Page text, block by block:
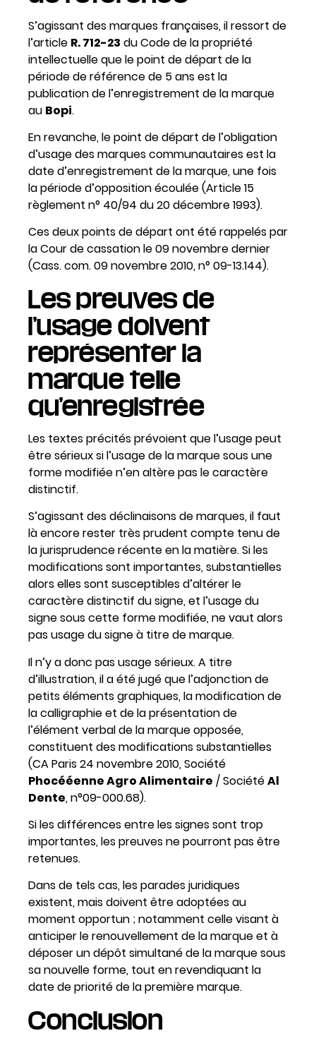
S’agissant des marques françaises, il ressort de
l’article R. 712-23 du Code de la propriété
intellectuelle que le point de départ de la
période de référence de 5 ans est la
publication de l’enregistrement de la marque
au Bopi.
En revanche, le point de départ de l’obligation
d’usage des marques communautaires est la
date d’enregistrement de la marque, une fois
la période d’opposition écoulée (Article 15
règlement n° 40/94 du 20 décembre 1993).
Ces deux points de départ ont été rappelés par
la Cour de cassation le 09 novembre dernier
(Cass. com. 09 novembre 2010, n° 09-13.144).
Les preuves de
l’usage doivent
représenter la
marque telle
qu’enregistrée
Les textes précités prévoient que l’usage peut
être sérieux si l’usage de la marque sous une
forme modifiée n’en altère pas le caractère
distinctif.
S’agissant des déclinaisons de marques, il faut
là encore rester très prudent compte tenu de
la jurisprudence récente en la matière. Si les
modifications sont importantes, substantielles
alors elles sont susceptibles d’altérer le
caractère distinctif du signe, et l’usage du
signe sous cette forme modifiée, ne vaut alors
pas usage du signe à titre de marque.
Il n’y a donc pas usage sérieux. A titre
d’illustration, il a été jugé que l’adjonction de
petits éléments graphiques, la modification de
la calligraphie et de la présentation de
l’élément verbal de la marque opposée,
constituent des modifications substantielles
(CA Paris 24 novembre 2010, Société
Phocééenne Agro Alimentaire / SociétéAl
Dente, n°09-000.68).
Si les différences entre les signes sont trop
importantes, les preuves ne pourront pas être
retenues.
Dans de tels cas, les parades juridiques
existent, mais doivent être adoptées au
moment opportun ; notamment celle visant à
anticiper le renouvellement de la marque et à
déposer un dépôt simultané de la marque sous
sa nouvelle forme, tout en revendiquant la
date de priorité de la première marque.
Conclusion